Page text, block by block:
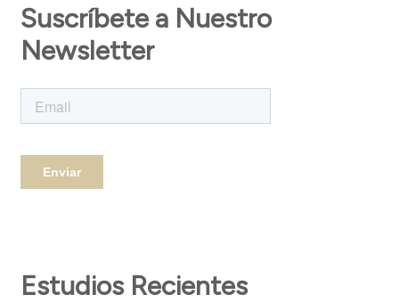
Suscríbete a Nuestro
Newsletter
Estudios Recientes